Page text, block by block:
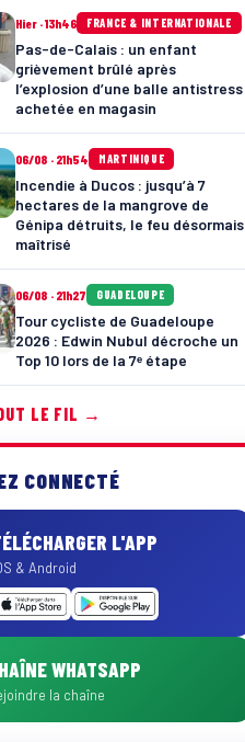
Hier · 13h46 FRANCE & INTERNATIONALE
Pas-de-Calais : un enfant
grièvement brûlé après
l’explosion d’une balle antistress
achetée en magasin
06/08 · 21h54 MARTINIQUE
Incendie à Ducos : jusqu’à 7
hectares de la mangrove de
Génipa détruits, le feu désormais
maîtrisé
06/08 · 21h27 GUADELOUPE
Tour cycliste de Guadeloupe
2026 : Edwin Nubul décroche un
Top 10 lors de la 7ᵉ étape
LE FIL →
CONNECTÉ
L'APP
& Android
WHATSAPP
la chaîne